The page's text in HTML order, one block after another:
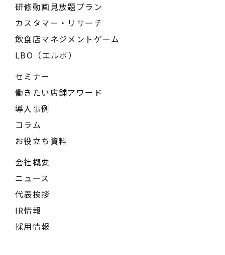
研修動画見放題プラン
カスタマー・リサーチ
飲食店マネジメントゲーム
LBO（エルボ）
セミナー
働きたい店舗アワード
導入事例
コラム
お役立ち資料
会社概要
ニュース
代表挨拶
IR情報
採用情報